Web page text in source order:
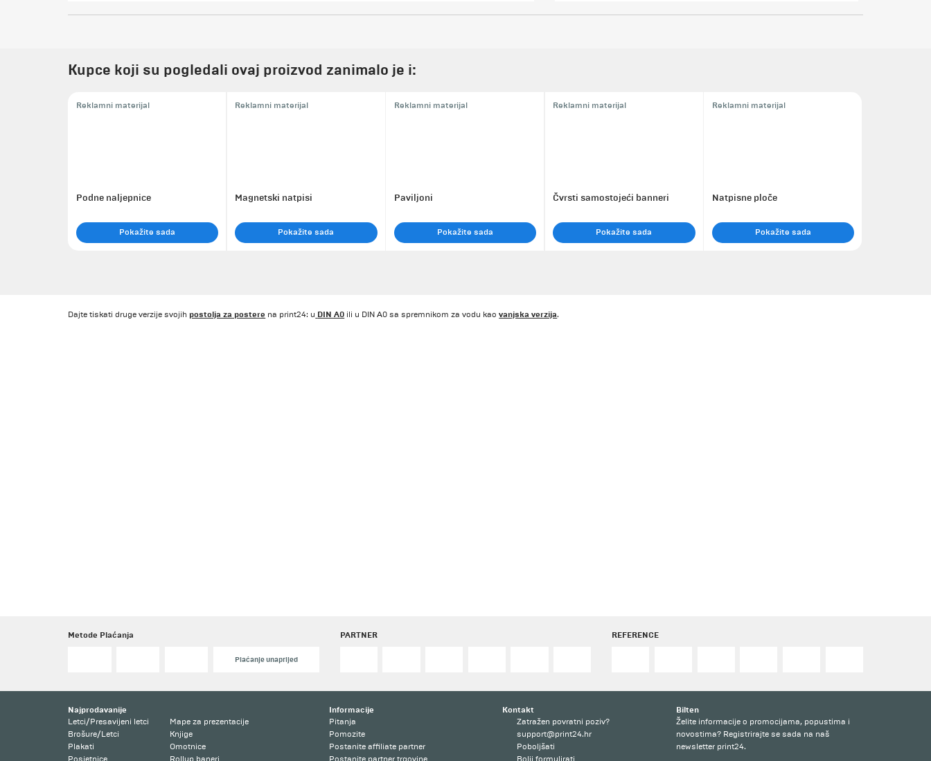
Kupce koji su pogledali ovaj proizvod zanimalo je i:
Reklamni materijal
Podne naljepnice
Pokažite sada
Reklamni materijal
Magnetski natpisi
Pokažite sada
Reklamni materijal
Paviljoni
Pokažite sada
Reklamni materijal
Čvrsti samostojeći banneri
Pokažite sada
Reklamni materijal
Natpisne ploče
Pokažite sada
Dajte tiskati druge verzije svojih postolja za postere na print24: u DIN A0 ili u DIN A0 sa spremnikom za vodu kaovanjska verzija.
Metode Plaćanja
Plaćanje unaprijed
PARTNER REFERENCE
Najprodavanije
Letci/Presavijeni letci
Brošure/Letci
Plakati
Mape za prezentacije
Knjige
Omotnice
Informacije
Pitanja
Pomozite
Postanite affiliate partner
Kontakt
Zatražen povratni poziv?
support@print24.hr
Poboljšati
Bilten
Želite informacije o promocijama, popustima i
novostima? Registrirajte se sada na naš
newsletter print24.